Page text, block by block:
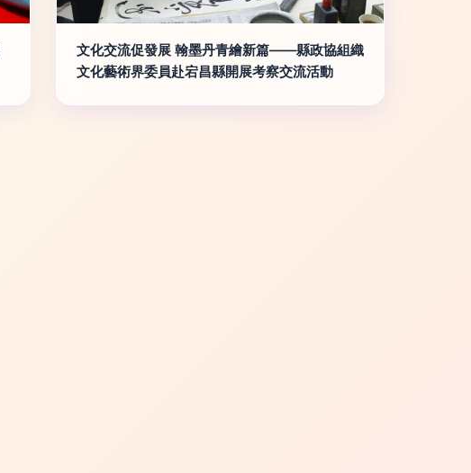
文化交流促發展 翰墨丹青繪新篇——縣政協組織
文化藝術界委員赴宕昌縣開展考察交流活動